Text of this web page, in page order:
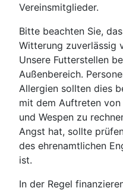
Vereinsmitglieder.
Bitte beachten Sie,
Witterung zuverlässig
Unsere Futterstellen
Außenbereich.
Allergien sollten dies
mit dem Auftreten
und Wespen zu
Angst hat, sollte
des ehrenamtlichen
ist.
In der Regel